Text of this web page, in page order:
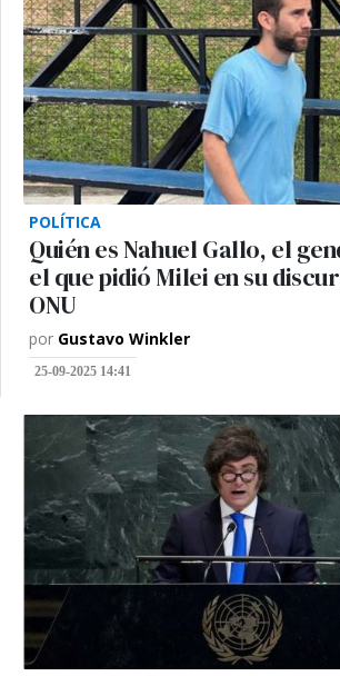
POLÍTICA
Quién es Nahuel Gallo, el
el que pidió Milei en su
ONU
por Gustavo Winkler
25-09-2025 14:41